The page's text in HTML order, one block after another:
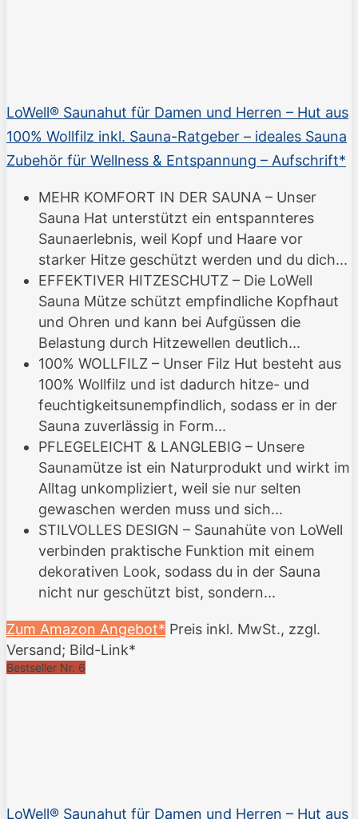
LoWell® Saunahut für Damen und Herren – Hut aus
100% Wollfilz inkl. Sauna-Ratgeber – ideales Sauna
Zubehör für Wellness & Entspannung – Aufschrift*
MEHR KOMFORT IN DER SAUNA – Unser
Sauna Hat unterstützt ein entspannteres
Saunaerlebnis, weil Kopf und Haare vor
starker Hitze geschützt werden und du dich...
EFFEKTIVER HITZESCHUTZ – Die LoWell
Sauna Mütze schützt empfindliche Kopfhaut
und Ohren und kann bei Aufgüssen die
Belastung durch Hitzewellen deutlich...
100% WOLLFILZ – Unser Filz Hut besteht aus
100% Wollfilz und ist dadurch hitze- und
feuchtigkeitsunempfindlich, sodass er in der
Sauna zuverlässig in Form...
PFLEGELEICHT & LANGLEBIG – Unsere
Saunamütze ist ein Naturprodukt und wirkt im
Alltag unkompliziert, weil sie nur selten
gewaschen werden muss und sich...
STILVOLLES DESIGN – Saunahüte von LoWell
verbinden praktische Funktion mit einem
dekorativen Look, sodass du in der Sauna
nicht nur geschützt bist, sondern...
Zum Amazon Angebot* Preis inkl. MwSt., zzgl.
Versand; Bild-Link*
Bestseller Nr. 6
LoWell® Saunahut für Damen und Herren – Hut aus